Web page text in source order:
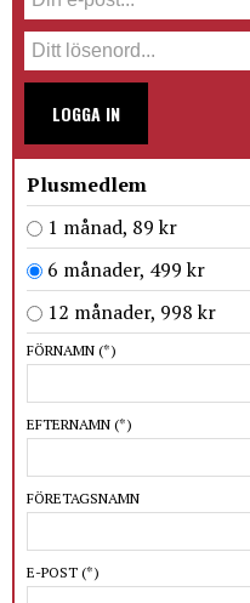
LOGGA IN
Plusmedlem
1 månad, 89 kr
6 månader, 499 kr
12 månader, 998 kr
FÖRNAMN (*)
EFTERNAMN (*)
FÖRETAGSNAMN
E-POST (*)